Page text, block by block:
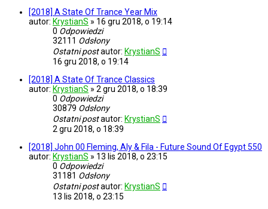
[2018] A State Of Trance Year Mix
autor: KrystianS » 16 gru 2018, o 19:14
0 Odpowiedzi
32111 Odsłony
Ostatni postautor: KrystianS
16 gru 2018, o 19:14
[2018] A State Of Trance Classics
autor: KrystianS » 2 gru 2018, o 18:39
0 Odpowiedzi
30879 Odsłony
Ostatni postautor: KrystianS
2 gru 2018, o 18:39
[2018] John 00 Fleming, Aly & Fila - Future Sound Of Egypt 550
autor: KrystianS » 13 lis 2018, o 23:15
0 Odpowiedzi
31181 Odsłony
Ostatni postautor: KrystianS
13 lis 2018, o 23:15